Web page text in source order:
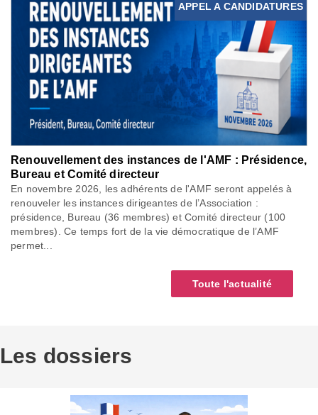
APPEL A CANDIDATURES
Renouvellement des instances de l'AMF : Présidence,
Bureau et Comité directeur
En novembre 2026, les adhérents de l'AMF seront appelés à
renouveler les instances dirigeantes de l’Association :
présidence, Bureau (36 membres) et Comité directeur (100
membres). Ce temps fort de la vie démocratique de l’AMF
permet...
Toute l'actualité
Les dossiers